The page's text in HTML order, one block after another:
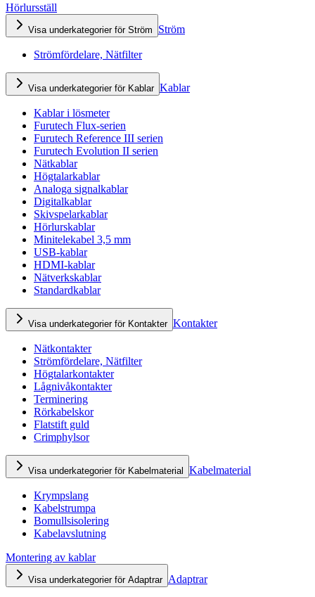
Hörlursställ
Visa underkategorier för Ström Ström
Strömfördelare, Nätfilter
Visa underkategorier för Kablar Kablar
Kablar i lösmeter
Furutech Flux-serien
Furutech Reference III serien
Furutech Evolution II serien
Nätkablar
Högtalarkablar
Analoga signalkablar
Digitalkablar
Skivspelarkablar
Hörlurskablar
Minitelekabel 3,5 mm
USB-kablar
HDMI-kablar
Nätverkskablar
Standardkablar
Visa underkategorier för Kontakter Kontakter
Nätkontakter
Strömfördelare, Nätfilter
Högtalarkontakter
Lågnivåkontakter
Terminering
Rörkabelskor
Flatstift guld
Crimphylsor
Visa underkategorier för Kabelmaterial Kabelmaterial
Krympslang
Kabelstrumpa
Bomullsisolering
Kabelavslutning
Montering av kablar
Visa underkategorier för Adaptrar Adaptrar